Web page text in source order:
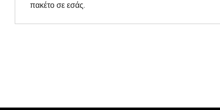
πακέτο σε εσάς.